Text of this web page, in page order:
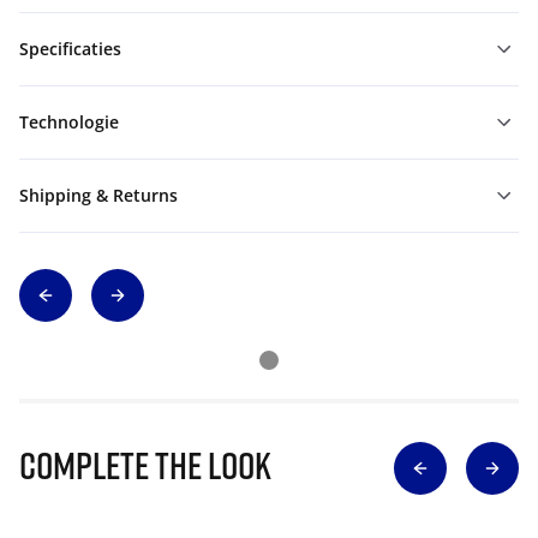
Specificaties
Technologie
Shipping & Returns
Complete The Look